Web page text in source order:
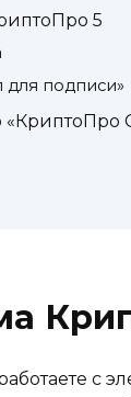
5
для подписи»
с